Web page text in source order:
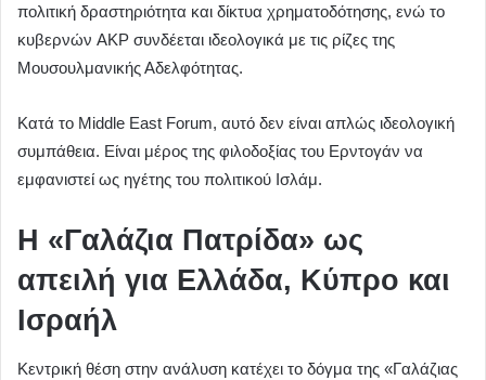
πολιτική δραστηριότητα και δίκτυα χρηματοδότησης, ενώ το
κυβερνών AKP συνδέεται ιδεολογικά με τις ρίζες της
Μουσουλμανικής Αδελφότητας.
Κατά το Middle East Forum, αυτό δεν είναι απλώς ιδεολογική
συμπάθεια. Είναι μέρος της φιλοδοξίας του Ερντογάν να
εμφανιστεί ως ηγέτης του πολιτικού Ισλάμ.
Η «Γαλάζια Πατρίδα» ως
απειλή για Ελλάδα, Κύπρο και
Ισραήλ
Κεντρική θέση στην ανάλυση κατέχει το δόγμα της «Γαλάζιας